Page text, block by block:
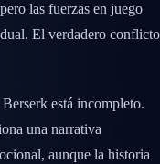
las fuerzas en juego
El verdadero conflicto
está incompleto.
una narrativa
aunque la historia